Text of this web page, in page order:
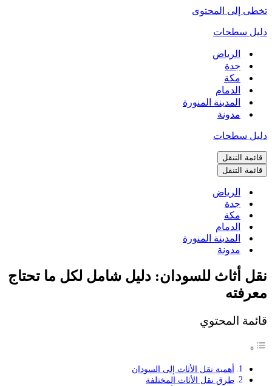
تخطى إلى المحتوى
دليل سطحات
الرياض
جدة
مكة
الدمام
المدينة المنورة
مدونة
دليل سطحات
قائمة التنقل
قائمة التنقل
الرياض
جدة
مكة
الدمام
المدينة المنورة
مدونة
نقل أثاث للسودان: دليل شامل لكل ما تحتاج
معرفته
قائمة المحتوي
أهمية نقل الأثاث إلى السودان
طرق نقل الأثاث المختلفة